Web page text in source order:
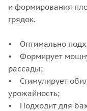
и формирования
• Оптимально
• Формирует
рассады;
• Стимулирует
урожайность;
• Подходит для